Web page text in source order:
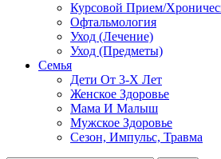
Курсовой Прием/
Офтальмология
Уход (Лечение)
Уход (Предметы)
Семья
Дети От 3-Х Лет
Женское Здоровье
Мама И Малыш
Мужское Здоровье
Сезон, Импульс, Травма